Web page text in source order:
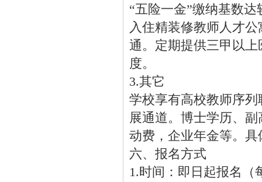
“五险一金”缴纳基数
入住精装修教师人才
通。定期提供三甲以
度。
3.其它
学校享有高校教师序
展通道。博士学历、
动费，企业年金等。
六、报名方式
1.时间：即日起报名（